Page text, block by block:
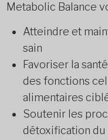
Metabolic Balance
Atteindre et
sain
Favoriser la
des fonctions
alimentaires
Soutenir les
détoxification du